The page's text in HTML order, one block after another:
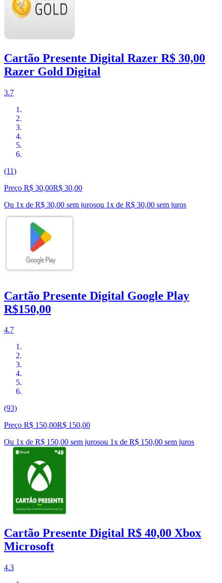
Cartão Presente Digital Razer R$ 30,00
Razer Gold Digital
3.7
(11)
Preço R$ 30,00R$ 30,00
Ou 1x de R$ 30,00 sem jurosou 1x de R$ 30,00 sem juros
Cartão Presente Digital Google Play
R$150,00
4.7
(93)
Preço R$ 150,00R$ 150,00
Ou 1x de R$ 150,00 sem jurosou 1x de R$ 150,00 sem juros
Cartão Presente Digital R$ 40,00 Xbox
Microsoft
4.3